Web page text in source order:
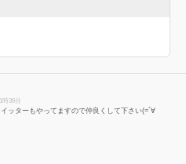
時36分
ッターもやってますので仲良くして下さい(=´∀